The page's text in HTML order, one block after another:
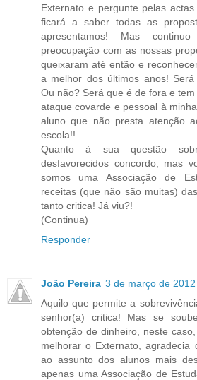
Externato e pergunte pelas
ficará a saber todas as
apresentamos! Mas
preocupação com as nossas
queixaram até então e
a melhor dos últimos anos!
Ou não? Será que é de fora e
ataque covarde e pessoal à
aluno que não presta atenção
escola!!
Quanto à sua questão
desfavorecidos concordo, mas
somos uma Associação de
receitas (que não são muitas)
tanto critica! Já viu?!
(Continua)
Responder
João Pereira 3 de março de
Aquilo que permite a
senhor(a) critica! Mas se
obtenção de dinheiro, neste
melhorar o Externato, agradecia
ao assunto dos alunos mais
apenas uma Associação de